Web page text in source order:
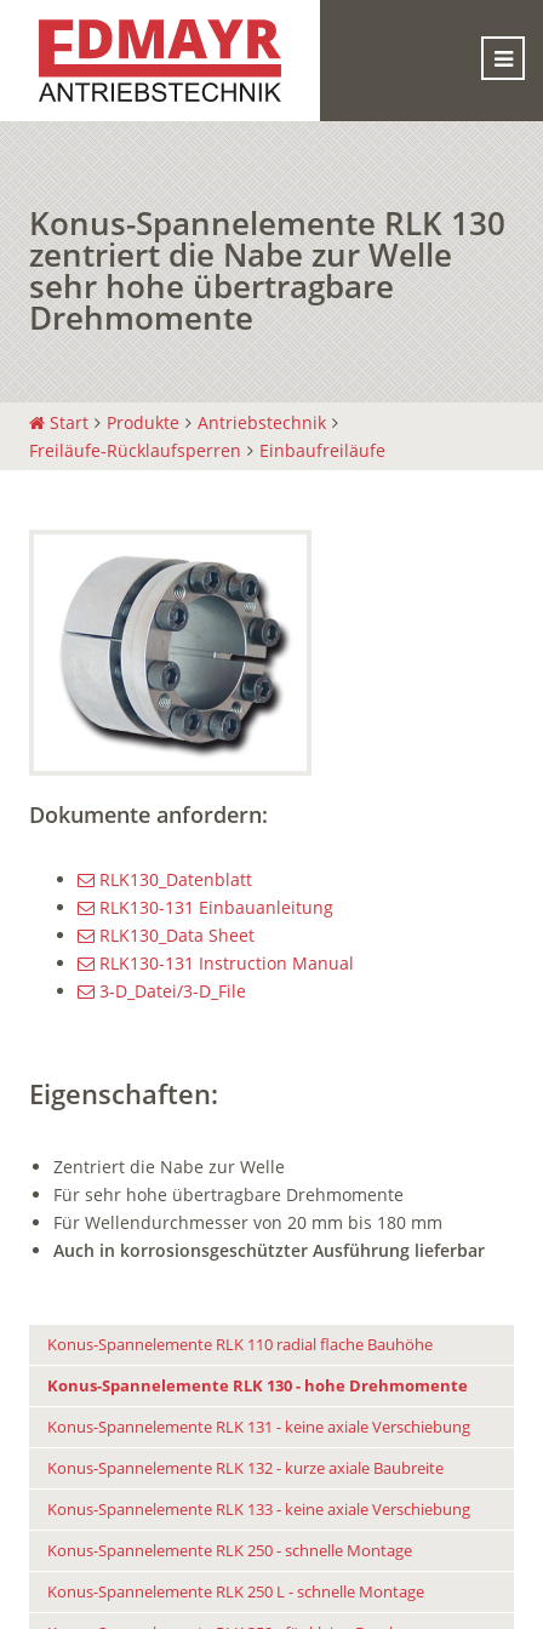
Konus-Spannelemente RLK 130
zentriert die Nabe zur Welle
sehr hohe übertragbare
Drehmomente
Start Produkte
Antriebstechnik
Freiläufe-Rücklaufsperren
Einbaufreiläufe
Dokumente anfordern:
RLK130_Datenblatt
RLK130-131 Einbauanleitung
RLK130_Data Sheet
RLK130-131 Instruction Manual
3-D_Datei/3-D_File
Eigenschaften:
Zentriert die Nabe zur Welle
Für sehr hohe übertragbare Drehmomente
Für Wellendurchmesser von 20 mm bis 180 mm
Auch in korrosionsgeschützter Ausführung lieferbar
Konus-Spannelemente RLK 110 radial flache Bauhöhe
Konus-Spannelemente RLK 130 - hohe Drehmomente
Konus-Spannelemente RLK 131 - keine axiale Verschiebung
Konus-Spannelemente RLK 132 - kurze axiale Baubreite
Konus-Spannelemente RLK 133 - keine axiale Verschiebung
Konus-Spannelemente RLK 250 - schnelle Montage
Konus-Spannelemente RLK 250 L - schnelle Montage